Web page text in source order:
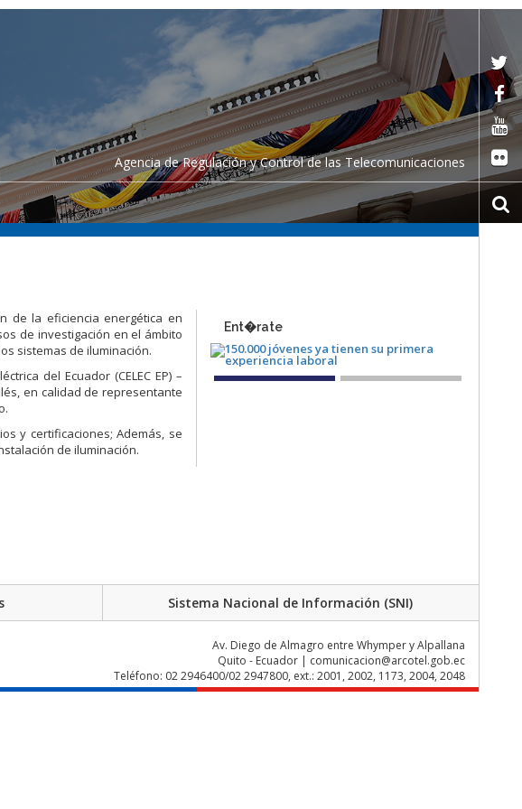
Agencia de Regulación y Control de las Telecomunicaciones
de la eficiencia energética en
de investigación en el ámbito
sistemas de iluminación.
del Ecuador (CELEC EP) –
en calidad de representante
y certificaciones; Además, se
de iluminación.
Ent�rate
Sistema Nacional de Información (SNI)
Av. Diego de Almagro entre Whymper y Alpallana
Quito - Ecuador | comunicacion@arcotel.gob.ec
Teléfono: 02 2946400/02 2947800, ext.: 2001, 2002, 1173, 2004, 2048